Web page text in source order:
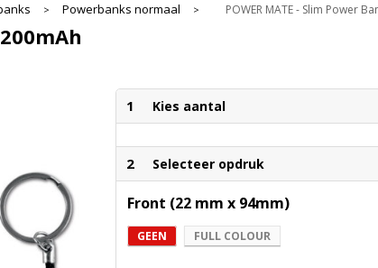
> Powerbanks normaal > POWER MATE - Slim Power
1 Kies aantal
2 Selecteer opdruk
Front (22 mm x 94mm)
GEEN FULL COLOUR